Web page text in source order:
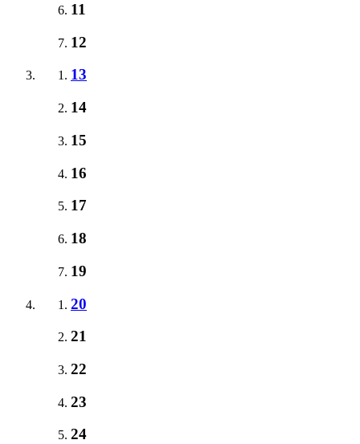
11
12
13
14
15
16
17
18
19
20
21
22
23
24